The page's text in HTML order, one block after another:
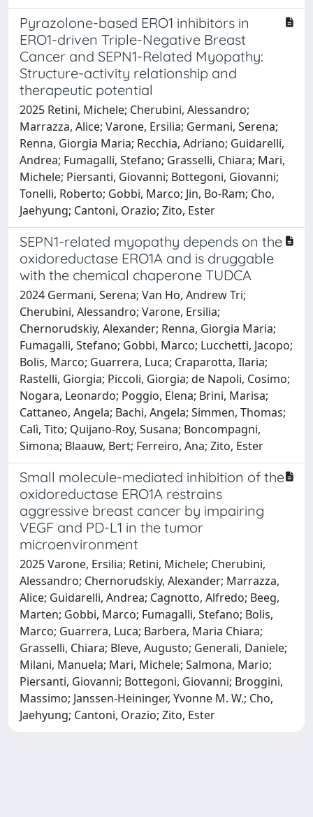
Pyrazolone-based ERO1 inhibitors in
ERO1-driven Triple-Negative Breast
Cancer and SEPN1-Related Myopathy:
Structure-activity relationship and
therapeutic potential
2025 Retini, Michele; Cherubini, Alessandro;
Marrazza, Alice; Varone, Ersilia; Germani, Serena;
Renna, Giorgia Maria; Recchia, Adriano; Guidarelli,
Andrea; Fumagalli, Stefano; Grasselli, Chiara; Mari,
Michele; Piersanti, Giovanni; Bottegoni, Giovanni;
Tonelli, Roberto; Gobbi, Marco; Jin, Bo-Ram; Cho,
Jaehyung; Cantoni, Orazio; Zito, Ester
SEPN1-related myopathy depends on the
oxidoreductase ERO1A and is druggable
with the chemical chaperone TUDCA
2024 Germani, Serena; Van Ho, Andrew Tri;
Cherubini, Alessandro; Varone, Ersilia;
Chernorudskiy, Alexander; Renna, Giorgia Maria;
Fumagalli, Stefano; Gobbi, Marco; Lucchetti, Jacopo;
Bolis, Marco; Guarrera, Luca; Craparotta, Ilaria;
Rastelli, Giorgia; Piccoli, Giorgia; de Napoli, Cosimo;
Nogara, Leonardo; Poggio, Elena; Brini, Marisa;
Cattaneo, Angela; Bachi, Angela; Simmen, Thomas;
Calì, Tito; Quijano-Roy, Susana; Boncompagni,
Simona; Blaauw, Bert; Ferreiro, Ana; Zito, Ester
Small molecule-mediated inhibition of the
oxidoreductase ERO1A restrains
aggressive breast cancer by impairing
VEGF and PD-L1 in the tumor
microenvironment
2025 Varone, Ersilia; Retini, Michele; Cherubini,
Alessandro; Chernorudskiy, Alexander; Marrazza,
Alice; Guidarelli, Andrea; Cagnotto, Alfredo; Beeg,
Marten; Gobbi, Marco; Fumagalli, Stefano; Bolis,
Marco; Guarrera, Luca; Barbera, Maria Chiara;
Grasselli, Chiara; Bleve, Augusto; Generali, Daniele;
Milani, Manuela; Mari, Michele; Salmona, Mario;
Piersanti, Giovanni; Bottegoni, Giovanni; Broggini,
Massimo; Janssen-Heininger, Yvonne M. W.; Cho,
Jaehyung; Cantoni, Orazio; Zito, Ester